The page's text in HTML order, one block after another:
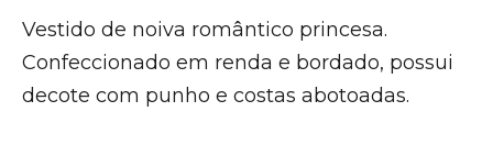
Vestido de noiva romântico princesa.
Confeccionado em renda e bordado, possui
decote com punho e costas abotoadas.